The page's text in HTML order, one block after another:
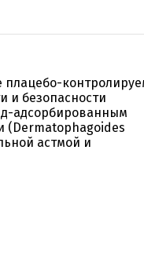
и безопасности
адсорбированным
(Dermatophagoides
астмой и